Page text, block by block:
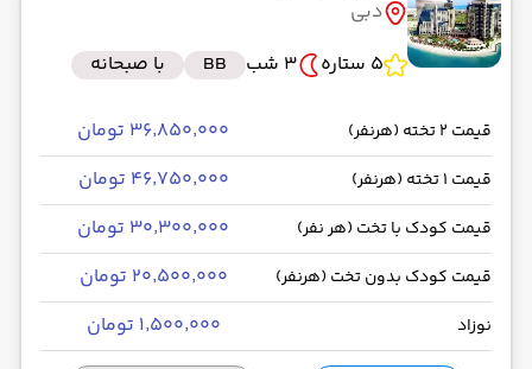
دبی
5 ستاره
3 شب BB با صبحانه
قیمت 2 تخته (هرنفر) ۳۶٬۸۵۰٬۰۰۰ تومان
قیمت 1 تخته (هرنفر) ۴۶٬۷۵۰٬۰۰۰ تومان
قیمت کودک با تخت (هر نفر) ۳۰٬۳۰۰٬۰۰۰ تومان
قیمت کودک بدون تخت (هرنفر) ۲۰٬۵۰۰٬۰۰۰ تومان
نوزاد ۱٬۵۰۰٬۰۰۰ تومان